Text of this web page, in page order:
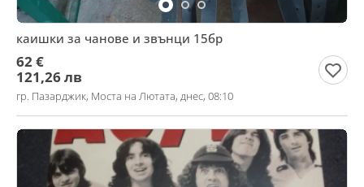
каишки за чанове и звънци 15бр
62 €
121,26 лв
гр. Пазарджик, Моста на Лютата, днес, 08:10